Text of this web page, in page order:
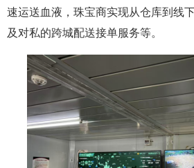
速运送血液，珠宝商实现从仓库到线
及对私的跨城配送接单服务等。